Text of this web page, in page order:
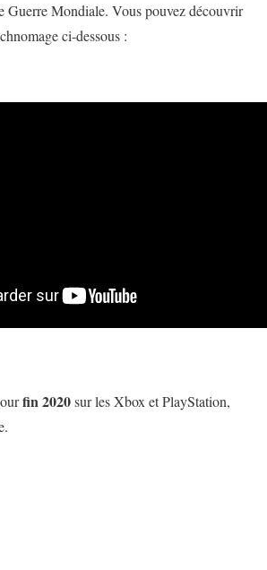
Guerre Mondiale. Vous pouvez découvrir
ci-dessous :
fin 2020sur les Xbox et PlayStation,